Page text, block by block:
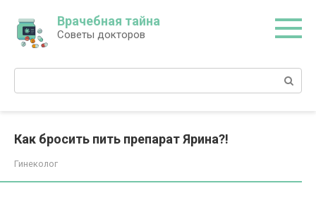
контенту
Врачебная тайна
Советы докторов
Поиск:
Как бросить пить препарат Ярина?!
Гинеколог